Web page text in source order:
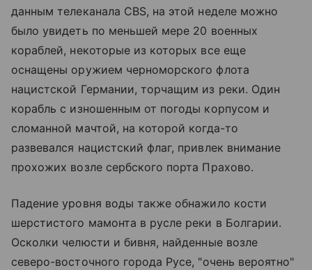
данным телеканала CBS, на этой неделе можно
было увидеть по меньшей мере 20 военных
кораблей, некоторые из которых все еще
оснащены оружием черноморского флота
нацистской Германии, торчащим из реки. Один
корабль с изношенным от погоды корпусом и
сломанной мачтой, на которой когда-то
развевался нацистский флаг, привлек внимание
прохожих возле сербского порта Прахово.
Падение уровня воды также обнажило кости
шерстистого мамонта в русле реки в Болгарии.
Осколки челюсти и бивня, найденные возле
северо-восточного города Русе, "очень вероятно"